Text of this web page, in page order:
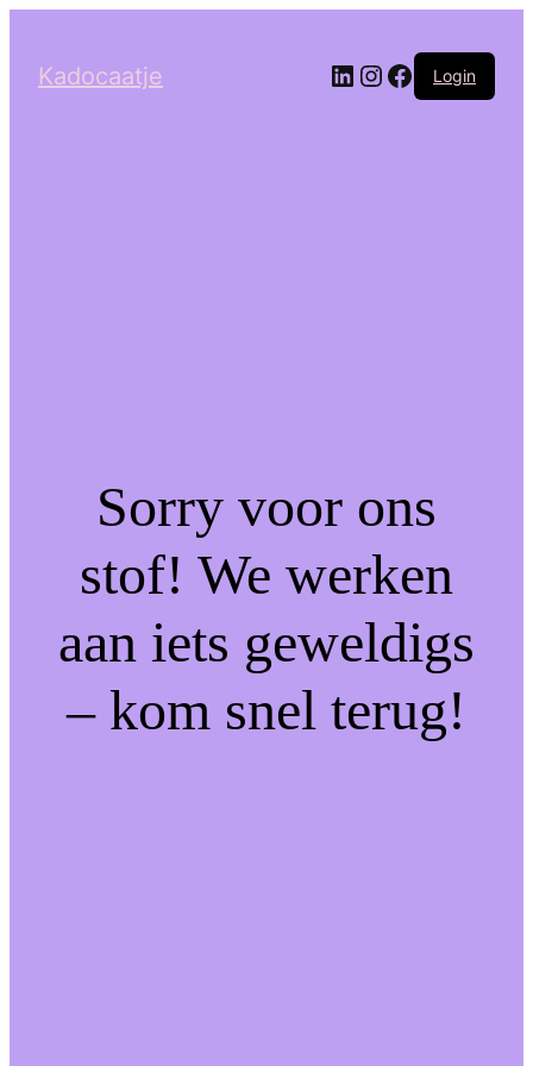
Kadocaatje LinkedIn
Instagram
Facebook
Login
Sorry voor ons
stof! We werken
aan iets geweldigs
– kom snel terug!